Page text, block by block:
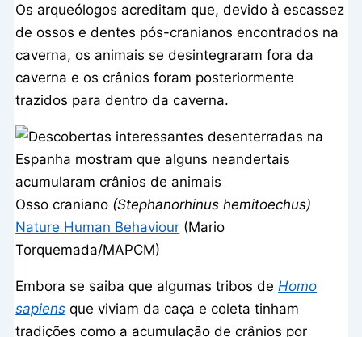
Os arqueólogos acreditam que, devido à escassez
de ossos e dentes pós-cranianos encontrados na
caverna, os animais se desintegraram fora da
caverna e os crânios foram posteriormente
trazidos para dentro da caverna.
Osso craniano (Stephanorhinus hemitoechus)
Nature Human Behaviour (Mario
Torquemada/MAPCM)
Embora se saiba que algumas tribos de Homo
sapiens que viviam da caça e coleta tinham
tradições como a acumulação de crânios por